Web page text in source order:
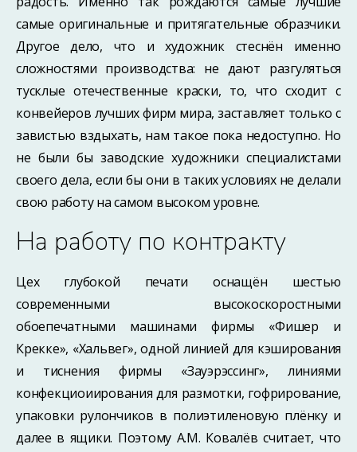
самые оригинальные и притягательные образчики.
Другое дело, что и художник стеснён именно
сложностями производства: не дают разгуляться
тусклые отечественные краски, то, что сходит с
конвейеров лучших фирм мира, заставляет только с
завистью вздыхать, нам такое пока недоступно. Но
не были бы заводские художники специалистами
своего дела, если бы они в таких условиях не делали
свою работу на самом высоком уровне.
На работу по контракту
Цех глубокой печати оснащён шестью
современными высокоскоростными
обоепечатными машинами фирмы «Фишер и
Крекке», «Хальвег», одной линией для кэширования
и тиснения фирмы «Зауэрэссинг», линиями
конфекциоиирования для размотки, гофрирование,
упаковки рулончиков в полиэтиленовую плёнку и
далее в ящики. Поэтому А.М. Ковалёв считает, что